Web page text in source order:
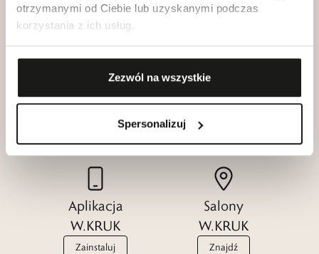
otrzymanymi od Ciebie lub uzyskanymi podczas
korzystania z ich usług.
Zezwól na wszystkie
Spersonalizuj
Klub dla
Przyjaciół
Katalogi
W.KRUK
Aplikacja
W.KRUK
Zainstaluj
Salony
W.KRUK
Znajdź